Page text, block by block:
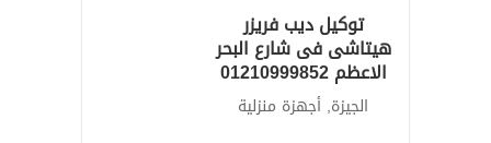
توكيل ديب فريزر
هيتاشى فى شارع البحر
الاعظم 01210999852
الجيزة, أجهزة منزلية